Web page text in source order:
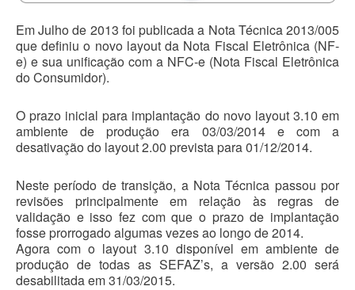
Em Julho de 2013 foi publicada a Nota Técnica 2013/005
que definiu o novo layout da Nota Fiscal Eletrônica (NF-
e) e sua unificação com a NFC-e (Nota Fiscal Eletrônica
do Consumidor).
O prazo inicial para implantação do novo layout 3.10 em
ambiente de produção era 03/03/2014 e com a
desativação do layout 2.00 prevista para 01/12/2014.
Neste período de transição, a Nota Técnica passou por
revisões principalmente em relação às regras de
validação e isso fez com que o prazo de implantação
fosse prorrogado algumas vezes ao longo de 2014.
Agora com o layout 3.10 disponível em ambiente de
produção de todas as SEFAZ’s, a versão 2.00 será
desabilitada em 31/03/2015.